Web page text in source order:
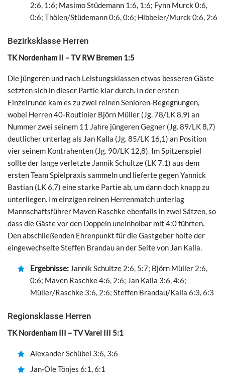
2:6, 1:6; Masimo Stüdemann 1:6, 1:6; Fynn Murck 0:6,
0:6; Thölen/Stüdemann 0:6, 0:6; Hibbeler/Murck 0:6, 2:6
Bezirksklasse Herren
TK Nordenham II – TV RW Bremen 1:5
Die jüngeren und nach Leistungsklassen etwas besseren Gäste
setzten sich in dieser Partie klar durch. In der ersten
Einzelrunde kam es zu zwei reinen Senioren-Begegnungen,
wobei Herren 40-Routinier Björn Müller (Jg. 78/LK 8,9) an
Nummer zwei seinem 11 Jahre jüngeren Gegner (Jg. 89/LK 8,7)
deutlicher unterlag als Jan Kalla (Jg. 85/LK 16,1) an Position
vier seinem Kontrahenten (Jg. 90/LK 12,8). Im Spitzenspiel
sollte der lange verletzte Jannik Schultze (LK 7,1) aus dem
ersten Team Spielpraxis sammeln und lieferte gegen Yannick
Bastian (LK 6,7) eine starke Partie ab, um dann doch knapp zu
unterliegen. Im einzigen reinen Herrenmatch unterlag
Mannschaftsführer Maven Raschke ebenfalls in zwei Sätzen, so
dass die Gäste vor den Doppeln uneinholbar mit 4:0 führten.
Den abschließenden Ehrenpunkt für die Gastgeber holte der
eingewechselte Steffen Brandau an der Seite von Jan Kalla.
Ergebnisse: Jannik Schultze 2:6, 5:7; Björn Müller 2:6,
0:6; Maven Raschke 4:6, 2:6; Jan Kalla 3:6, 4:6;
Müller/Raschke 3:6, 2:6; Steffen Brandau/Kalla 6:3, 6:3
Regionsklasse Herren
TK Nordenham III – TV Varel III 5:1
Alexander Schübel 3:6, 3:6
Jan-Ole Tönjes 6:1, 6:1